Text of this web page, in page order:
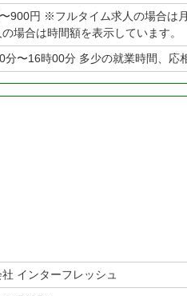
900円 ※フルタイム求人の場合は
の場合は時間額を表示しています。
分〜16時00分 多少の就業時間、応
インターフレッシュ